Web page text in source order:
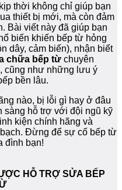
thời không chỉ giúp bạn
thiết bị mới, mà còn đảm
Bài viết này đã giúp bạn
biến khiến bếp từ hỏng
dây, cảm biến), nhận biết
chữa bếp từ chuyên
, cũng như những lưu ý
bền lâu.
nào, bị lỗi gì hay ở đâu
sàng hỗ trợ với đội ngũ kỹ
kiện chính hãng và
Đừng để sự cố bếp từ
đình bạn!
HỖ TRỢ SỬA BẾP